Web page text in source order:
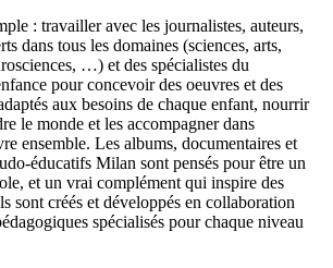
: travailler avec les journalistes, auteurs,
dans tous les domaines (sciences, arts,
…) et des spécialistes du
pour concevoir des oeuvres et des
aux besoins de chaque enfant, nourrir
le monde et les accompagner dans
ensemble. Les albums, documentaires et
éducatifs Milan sont pensés pour être un
et un vrai complément qui inspire des
sont créés et développés en collaboration
spécialisés pour chaque niveau